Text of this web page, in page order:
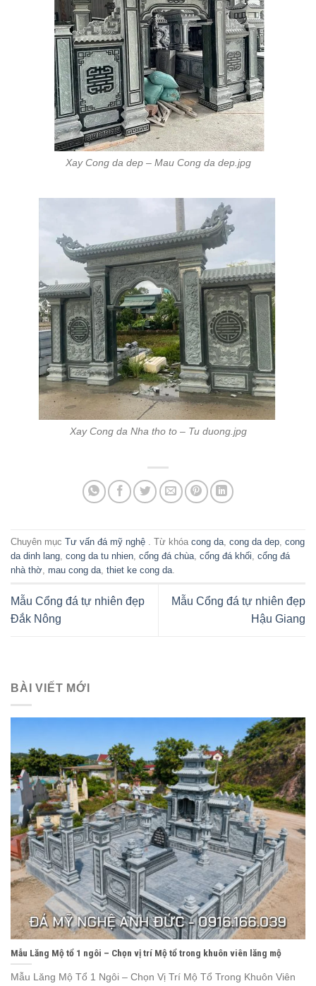
Xay Cong da dep – Mau Cong da dep.jpg
Xay Cong da Nha tho to – Tu duong.jpg
Chuyên mục Tư vấn đá mỹ nghệ . Từ khóa cong da cong da dep cong
da dinh lang cong da tu nhien cổng đá chùa cổng đá khối cổng đá
nhà thờ mau cong da thiet ke cong da
Mẫu Cổng đá tự nhiên đẹp
Đắk Nông
Mẫu Cổng đá tự nhiên đẹp
Hậu Giang
BÀI VIẾT MỚI
Mẫu Lăng Mộ tổ 1 ngôi – Chọn vị trí Mộ tổ trong khuôn viên lăng mộ
Mẫu Lăng Mộ Tổ 1 Ngôi – Chọn Vị Trí Mộ Tổ Trong Khuôn Viên